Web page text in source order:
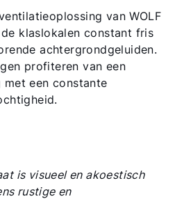
van WOLF
klaslokalen constant fris
achtergrondgeluiden.
profiteren van een
een constante
is visueel en akoestisch
rustige en